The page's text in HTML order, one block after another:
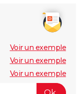
Voir un exemple
Voir un exemple
Voir un exemple